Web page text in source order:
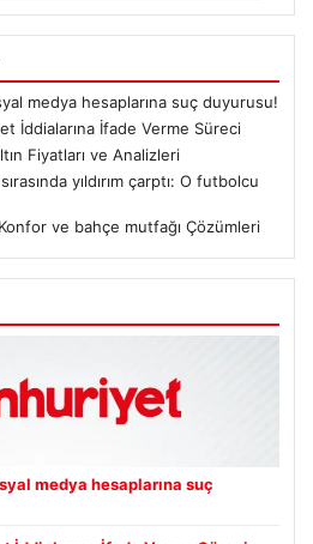
medya hesaplarına suç duyurusu!
İddialarına İfade Verme Süreci
Fiyatları ve Analizleri
yıldırım çarptı: O futbolcu
ve bahçe mutfağı Çözümleri
medya hesaplarına suç